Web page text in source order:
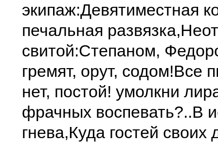
экипаж:Девятиместная
печальная развязка,
свитой:Степаном,
гремят, орут, содом!Все
нет, постой! умолкни
фрачных воспевать?..В
гнева,Куда гостей своих